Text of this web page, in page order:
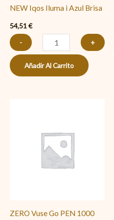
NEW Iqos Iluma i Azul Brisa
54,51€
-
+
Añadir Al Carrito
ZERO Vuse Go PEN 1000
Go
PEN
Kiwi)